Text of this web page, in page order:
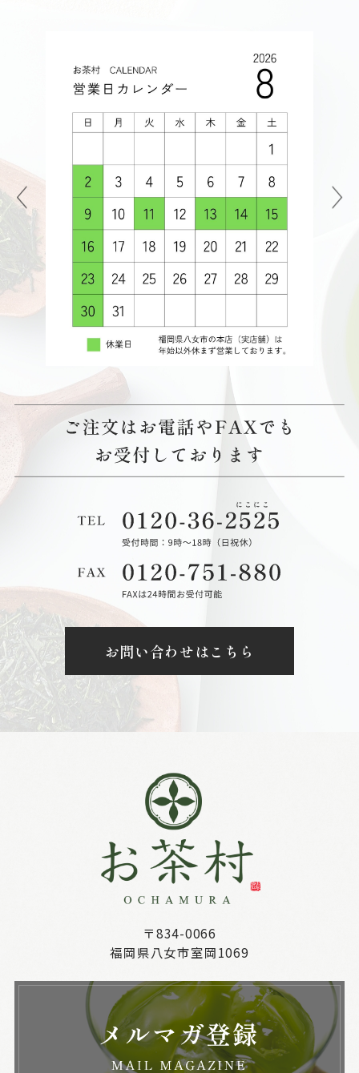
お問い合わせはこちら
〒834-0066
福岡県八女市室岡1069